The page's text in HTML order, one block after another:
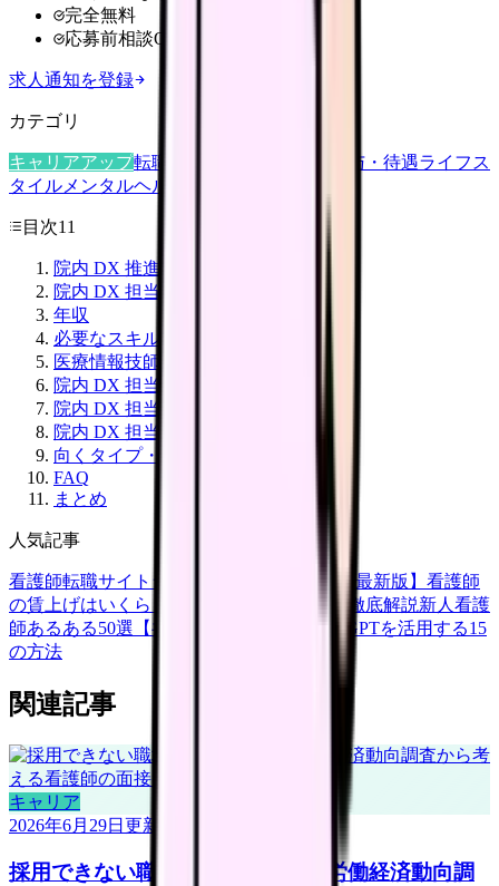
完全無料
応募前相談OK
求人通知を登録
カテゴリ
キャリアアップ転職ガイド 給与・待遇ライフス
タイル メンタルヘルス
目次11
院内 DX 推進担当看護師の役割
院内 DX 担当看護師の 1 日
年収
必要なスキル・資格
医療情報技師とは
院内 DX 担当への道のり(4 ルート)
院内 DX 担当のやりがい
院内 DX 担当の大変さ
向くタイプ・向かないタイプ
FAQ
まとめ
人気記事
看護師転職サイトランキングTOP5【2026年最新版】 看護師
の賃上げはいくら？2026年度の最新情報を徹底解説新人看護
師あるある50選【共感必至】
看護師がChatGPTを活用する15
の方法
関連記事
キャリア
2026年6月29日 更新
採用できない職場を見抜くには？労働経済動向調